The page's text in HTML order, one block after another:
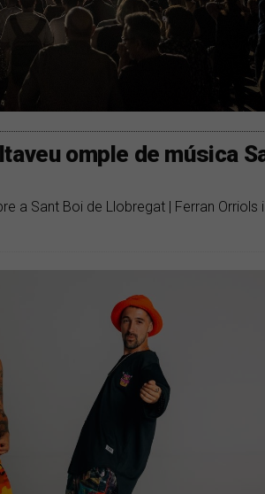
omple de música
a Sant Boi de Llobregat | Ferran Orriols